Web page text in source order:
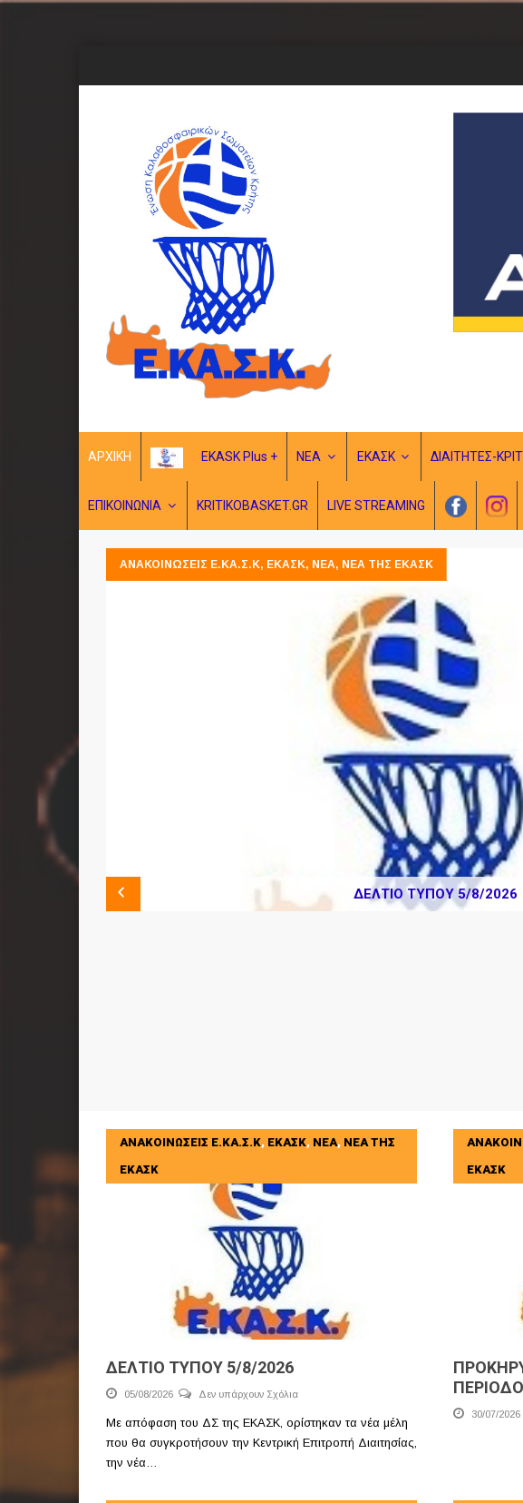
ΑΡΧΙΚΗ EKASK Plus + ΝΕΑ ΕΚΑΣΚ ΔΙΑΙΤΗΤΕΣ-
ΕΠΙΚΟΙΝΩΝΙΑ KRITIKOBASKET.GR LIVE STREAMING
ΠΡΟΚΗΡΥΞΕΙΣ ΠΡΩΤΑΘΛΗΜΑΤΩΝ
ΑΝΑΚΟΙΝΩΣΕΙΣ Ε.ΚΑ.Σ.Κ, ΕΚΑΣΚ, ΝΕΑ, ΝΕΑ ΤΗΣ ΕΚΑΣΚ
ΔΕΛΤΙΟ ΤΥΠΟΥ 5/8/2026
05/08/2026 Δεν υπάρχουν Σχόλια
Με απόφαση του ΔΣ της ΕΚΑΣΚ, ορίστηκαν τα νέα μέλη
που θα συγκροτήσουν την Κεντρική Επιτροπή Διαιτησίας,
την νέα…
ΑΝΑΚΟΙΝΩΣΕΙΣ Ε.ΚΑ.Σ.Κ, ΕΚΑΣΚ, ΝΕΑ, ΝΕΑ ΤΗΣ
ΕΚΑΣΚ
30/07/2026
ΕΚΑΣΚ